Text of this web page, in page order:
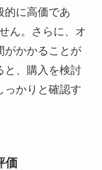
的に高価であ
ん。さらに、オ
がかかることが
と、購入を検討
っかりと確認す
価